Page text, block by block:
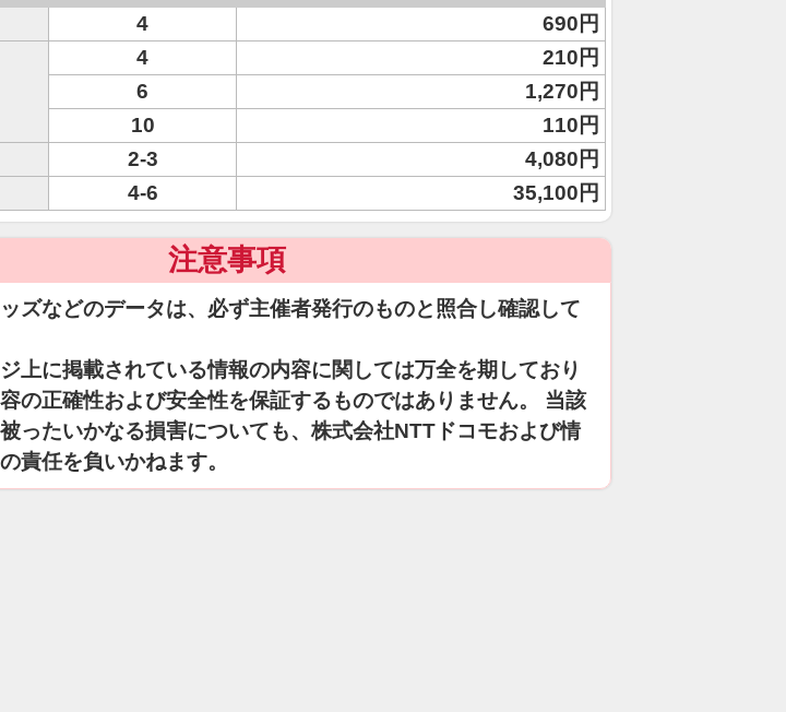
4 690円
4
210円
6
1,270円
10
110円
2-3
4,080円
4-6 35,100円
注意事項
ズなどのデータは、必ず主催者発行のものと照合し確認して
上に掲載されている情報の内容に関しては万全を期しており
の正確性および安全性を保証するものではありません。 当該
ったいかなる損害についても、株式会社NTTドコモおよび情
責任を負いかねます。